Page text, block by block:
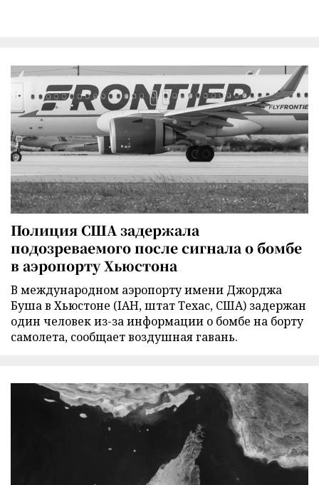
Полиция США задержала
подозреваемого после сигнала о бомбе
в аэропорту Хьюстона
В международном аэропорту имени Джорджа
Буша в Хьюстоне (IAH, штат Техас, США) задержан
один человек из-за информации о бомбе на борту
самолета, сообщает воздушная гавань.